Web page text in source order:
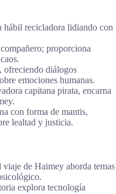
hábil recicladora lidiando con
proporciona
ofreciendo diálogos
emociones humanas.
capitana pirata, encarna
con forma de mantis,
lealtad y justicia.
viaje de Haimey aborda temas
explora tecnología